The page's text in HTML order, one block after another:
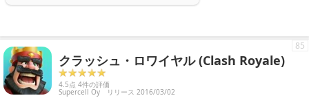
クラッシュ・ロワイヤル (Clash Royale)
4.5点 4件の評価
Supercell Oy リリース 2016/03/02
85